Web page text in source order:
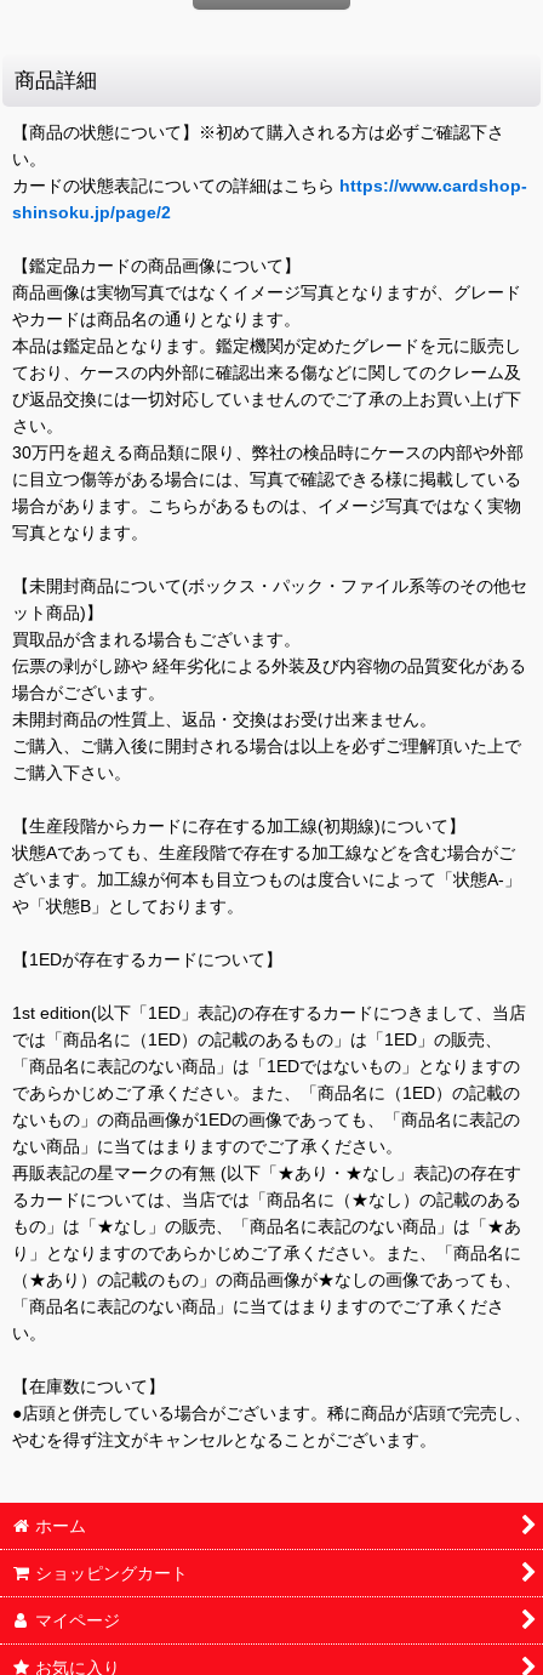
商品詳細
【商品の状態について】※初めて購入される方は必ずご確認下さ
い。
カードの状態表記についての詳細はこちら https://www.cardshop-
shinsoku.jp/page/2
【鑑定品カードの商品画像について】
商品画像は実物写真ではなくイメージ写真となりますが、グレード
やカードは商品名の通りとなります。
本品は鑑定品となります。鑑定機関が定めたグレードを元に販売し
ており、ケースの内外部に確認出来る傷などに関してのクレーム及
び返品交換には一切対応していませんのでご了承の上お買い上げ下
さい。
30万円を超える商品類に限り、弊社の検品時にケースの内部や外部
に目立つ傷等がある場合には、写真で確認できる様に掲載している
場合があります。こちらがあるものは、イメージ写真ではなく実物
写真となります。
【未開封商品について(ボックス・パック・ファイル系等のその他セ
ット商品)】
買取品が含まれる場合もございます。
伝票の剥がし跡や 経年劣化による外装及び内容物の品質変化がある
場合がございます。
未開封商品の性質上、返品・交換はお受け出来ません。
ご購入、ご購入後に開封される場合は以上を必ずご理解頂いた上で
ご購入下さい。
【生産段階からカードに存在する加工線(初期線)について】
状態Aであっても、生産段階で存在する加工線などを含む場合がご
ざいます。加工線が何本も目立つものは度合いによって「状態A-」
や「状態B」としております。
【1EDが存在するカードについて】
1st edition(以下「1ED」表記)の存在するカードにつきまして、当店
では「商品名に（1ED）の記載のあるもの」は「1ED」の販売、
「商品名に表記のない商品」は「1EDではないもの」となりますの
であらかじめご了承ください。また、「商品名に（1ED）の記載の
ないもの」の商品画像が1EDの画像であっても、「商品名に表記の
ない商品」に当てはまりますのでご了承ください。
再販表記の星マークの有無 (以下「★あり・★なし」表記)の存在す
るカードについては、当店では「商品名に（★なし）の記載のある
もの」は「★なし」の販売、「商品名に表記のない商品」は「★あ
り」となりますのであらかじめご了承ください。また、「商品名に
（★あり）の記載のもの」の商品画像が★なしの画像であっても、
「商品名に表記のない商品」に当てはまりますのでご了承くださ
い。
【在庫数について】
●店頭と併売している場合がございます。稀に商品が店頭で完売し、
やむを得ず注文がキャンセルとなることがございます。
ホーム
ショッピングカート
マイページ
お気に入り